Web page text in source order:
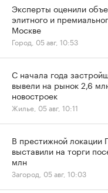
Эксперты оценили
элитного и
Москве
Город, 05 авг, 10:53
С начала года
вывели на рынок 2,6
новостроек
Жилье, 05 авг, 10:11
В престижной локации
выставили на торги
млн
Загород, 05 авг, 10:03